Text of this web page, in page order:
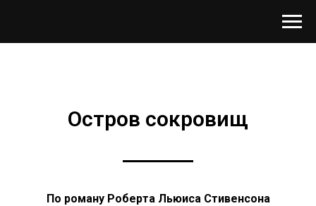
Остров сокровищ
По роману Роберта Льюиса Стивенсона